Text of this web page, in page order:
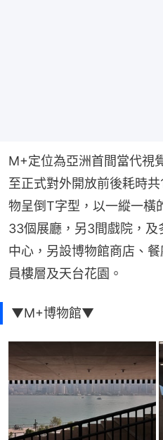
M+定位為亞洲首間當代視
至正式對外開放前後耗時
物呈倒T字型，以一縱一橫
33個展廳，另3間戲院，
中心，另設博物館商店、
員樓層及天台花園。
▼M+博物館▼